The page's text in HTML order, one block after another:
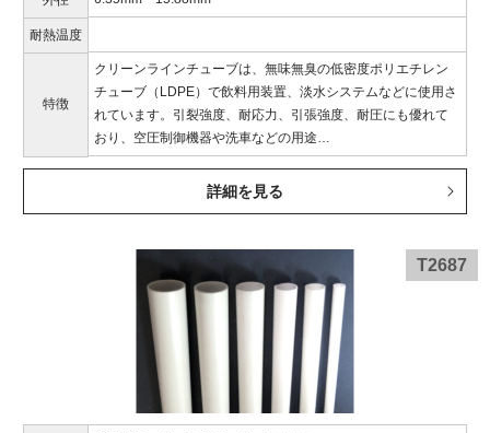
耐熱温度
特徴
クリーンラインチューブは、無味無臭の低密度ポリエチレン
チューブ（LDPE）で飲料用装置、淡水システムなどに使用さ
れています。引裂強度、耐応力、引張強度、耐圧にも優れて
おり、空圧制御機器や洗車などの用途…
詳細を見る
T2687